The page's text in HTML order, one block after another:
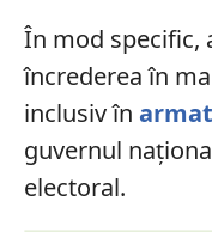
În mod specific,
încrederea în
inclusiv în
guvernul
electoral.